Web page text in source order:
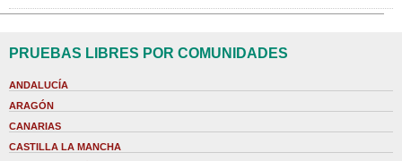
PRUEBAS LIBRES POR COMUNIDADES
ANDALUCÍA
ARAGÓN
CANARIAS
CASTILLA LA MANCHA